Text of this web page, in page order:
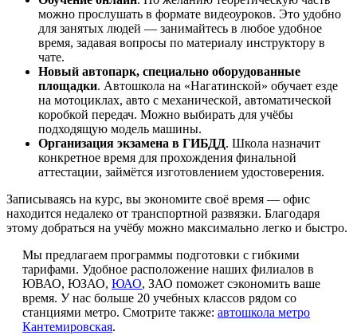
можно прослушать в формате видеоуроков. Это удобно
для занятых людей — занимайтесь в любое удобное
время, задавая вопросы по материалу инструктору в
чате.
Новый автопарк, специально оборудованные
площадки. Автошкола на «Нагатинской» обучает езде
на мотоциклах, авто с механической, автоматической
коробкой передач. Можно выбирать для учёбы
подходящую модель машины.
Организация экзамена в ГИБДД. Школа назначит
конкретное время для прохождения финальной
аттестации, займётся изготовлением удостоверения.
Записываясь на курс, вы экономите своё время — офис
находится недалеко от транспортной развязки. Благодаря
этому добраться на учёбу можно максимально легко и быстро.
Мы предлагаем программы подготовки с гибкими
тарифами. Удобное расположение наших филиалов в
ЮВАО, ЮЗАО, ЮАО, ЗАО поможет сэкономить ваше
время. У нас больше 20 учебных классов рядом со
станциями метро. Смотрите также: автошкола метро
Кантемировская.